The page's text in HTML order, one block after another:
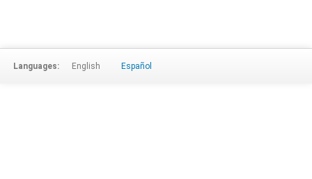
Languages: English Español